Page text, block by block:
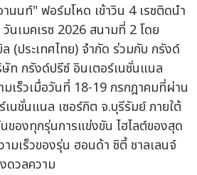
นนท์" ฟอร์มโหด เข้าวิน 4 เรซติดนำ
นเมคเรซ 2026 สนามที่ 2 โดย
(ประเทศไทย) จำกัด ร่วมกับ กรังด์
ท กรังด์ปรีซ์ อินเตอร์เนชั่นแนล
เร็วเมื่อวันที่ 18-19 กรกฎาคมที่ผ่าน
นชั่นแนล เซอร์กิต จ.บุรีรัมย์ ภายใต้
ของทุกรุ่นการแข่งขัน ไฮไลต์ของสุด
มเร็วของรุ่น ฮอนด้า ซิตี้ ชาลเลนจ์
ดวลความ